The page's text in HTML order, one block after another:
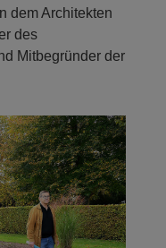
dem Architekten
des
Mitbegründer der
Next